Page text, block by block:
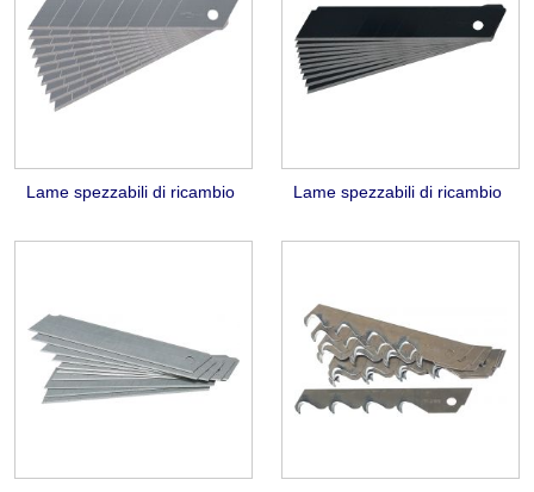
Lame spezzabili di ricambio Lame spezzabili di ricambio